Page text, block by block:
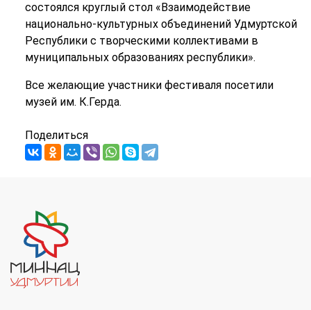
состоялся круглый стол «Взаимодействие
национально-культурных объединений Удмуртской
Республики с творческими коллективами в
муниципальных образованиях республики».
Все желающие участники фестиваля посетили
музей им. К.Герда.
Поделиться